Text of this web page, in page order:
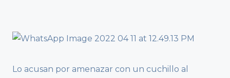
Lo acusan por amenazar con un cuchillo al